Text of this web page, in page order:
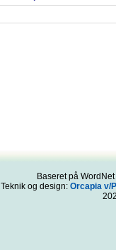
Baseret på
Teknik og design: Orcapia v/